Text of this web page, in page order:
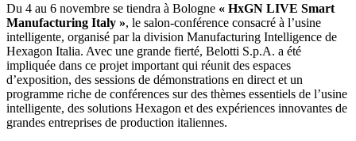
Du 4 au 6 novembre se tiendra à Bologne « HxGN LIVE Smart
Manufacturing Italy », le salon-conférence consacré à l’usine
intelligente, organisé par la division Manufacturing Intelligence de
Hexagon Italia. Avec une grande fierté, Belotti S.p.A. a été
impliquée dans ce projet important qui réunit des espaces
d’exposition, des sessions de démonstrations en direct et un
programme riche de conférences sur des thèmes essentiels de l’usine
intelligente, des solutions Hexagon et des expériences innovantes de
grandes entreprises de production italiennes.